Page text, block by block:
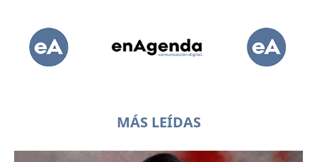
MÁS LEÍDAS